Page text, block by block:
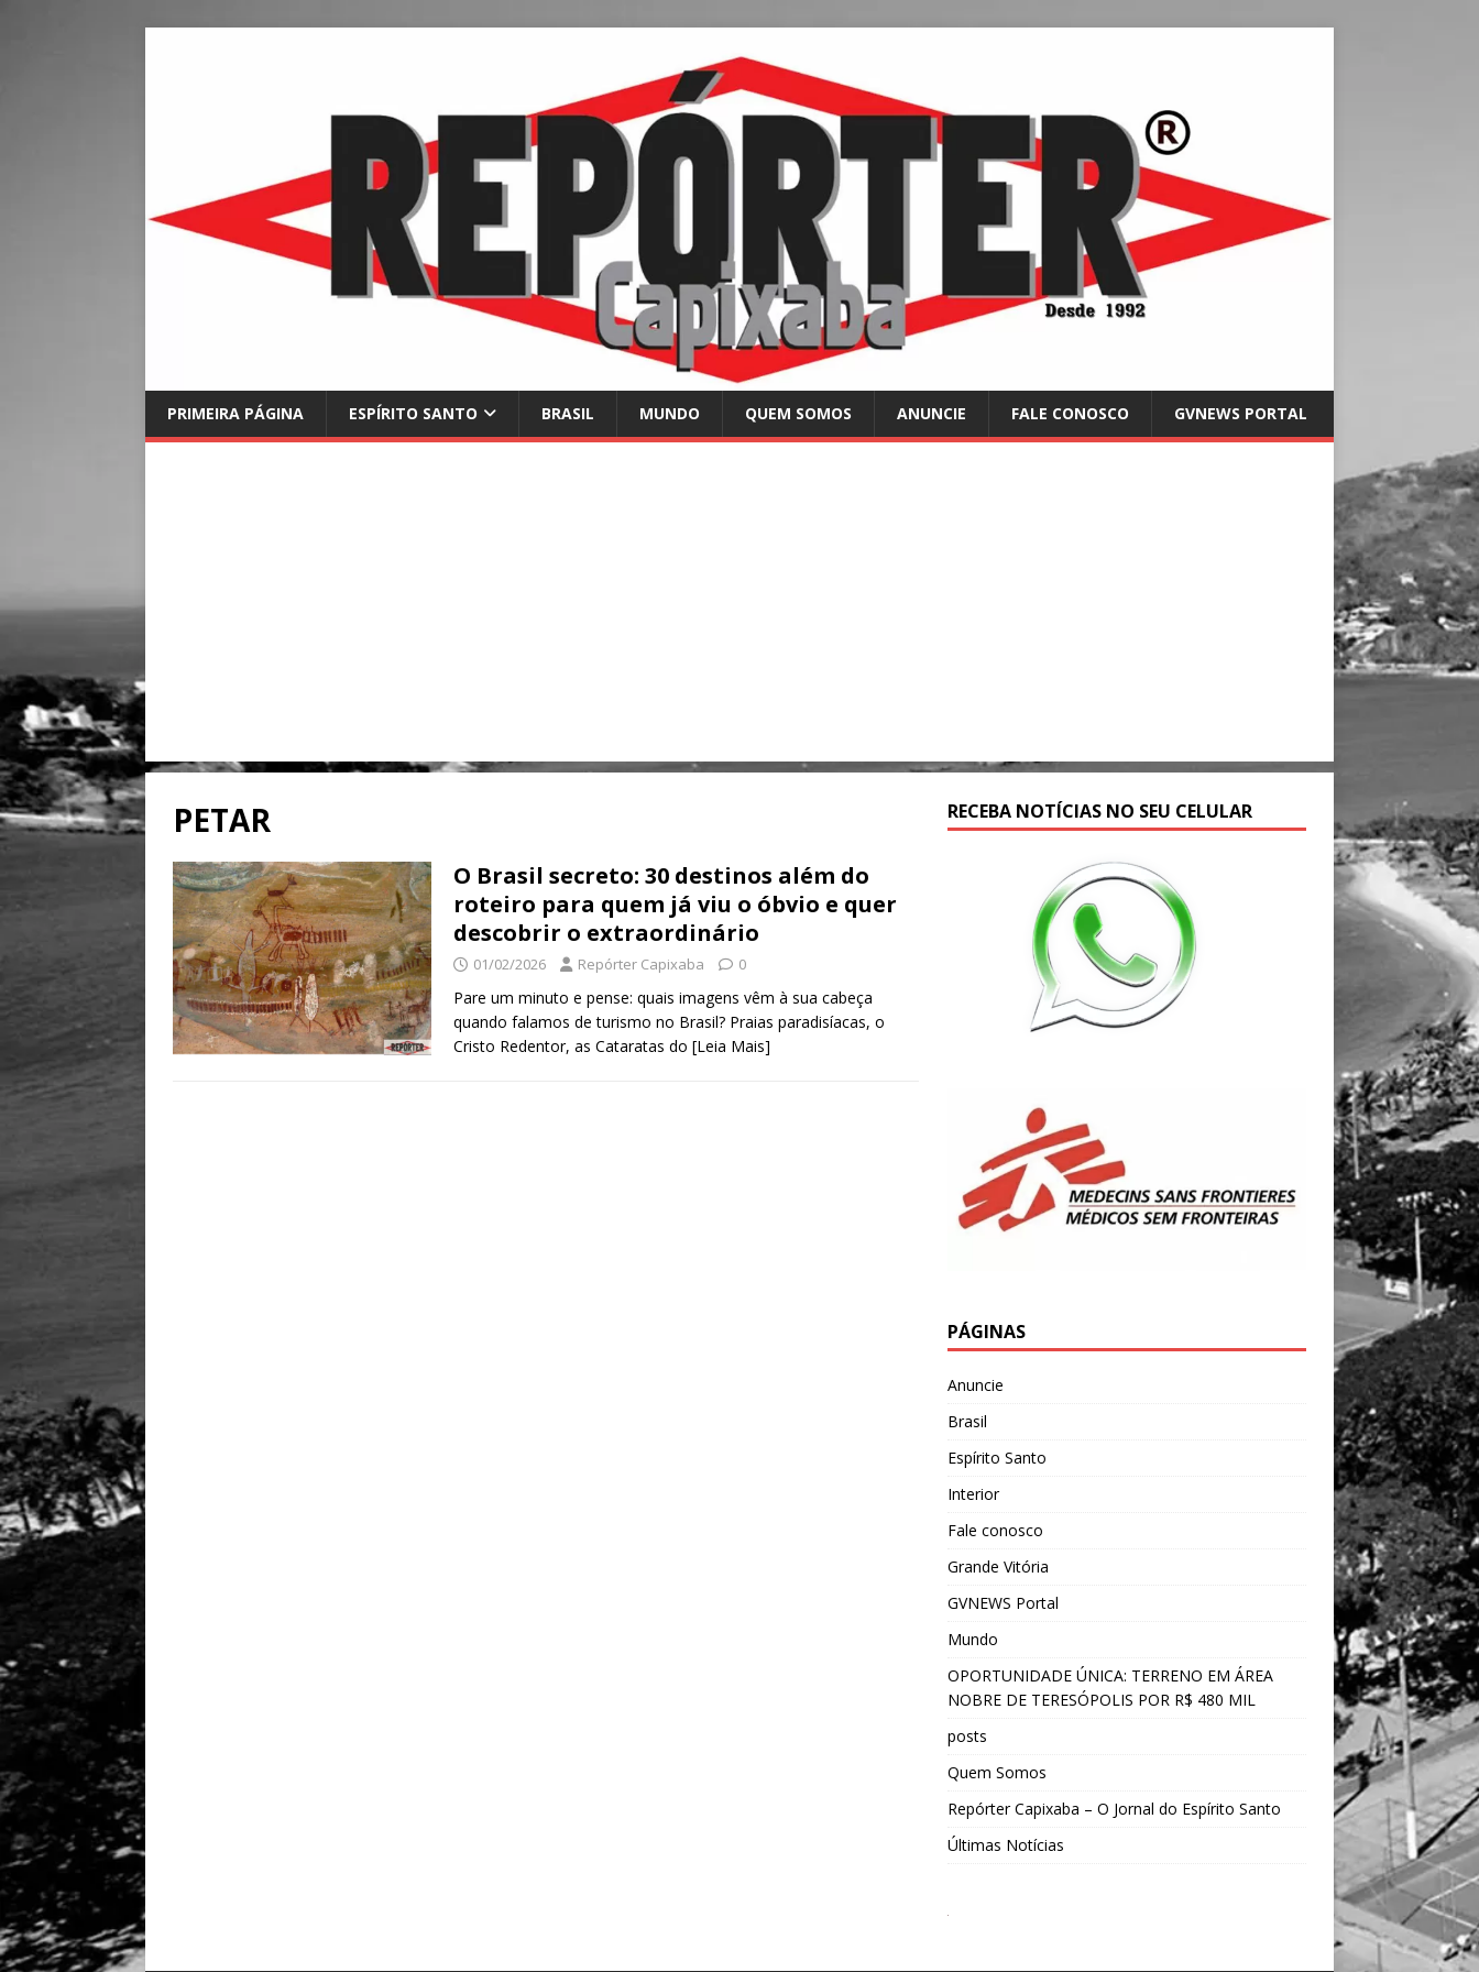
PRIMEIRA PÁGINA ESPÍRITO SANTO BRASIL MUNDO QUEM SOMOS ANUNCIE FALE CONOSCO GVNEWS PORTAL
PETAR
O Brasil secreto: 30 destinos além do
roteiro para quem já viu o óbvio e quer
descobrir o extraordinário
01/02/2026 Repórter Capixaba 0
Pare um minuto e pense: quais imagens vêm à sua cabeça
quando falamos de turismo no Brasil? Praias paradisíacas, o
Cristo Redentor, as Cataratas do [Leia Mais]
RECEBA NOTÍCIAS NO SEU CELULAR
PÁGINAS
Anuncie
Brasil
Espírito Santo
Interior
Fale conosco
Grande Vitória
GVNEWS Portal
Mundo
OPORTUNIDADE ÚNICA: TERRENO EM ÁREA
NOBRE DE TERESÓPOLIS POR R$ 480 MIL
posts
Quem Somos
Repórter Capixaba – O Jornal do Espírito Santo
Últimas Notícias